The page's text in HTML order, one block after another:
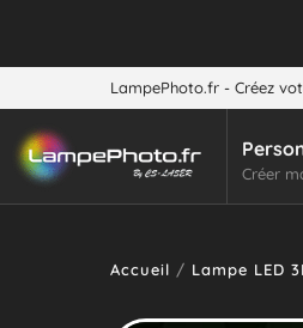
LampePhoto.fr - Créez
Créer
Accueil / Lampe LED